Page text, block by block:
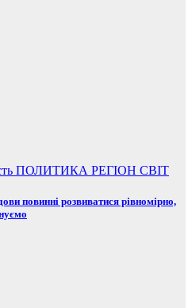
ПОЛИТИКА РЕГІОН СВІТ
повинні розвиватися рівномірно,